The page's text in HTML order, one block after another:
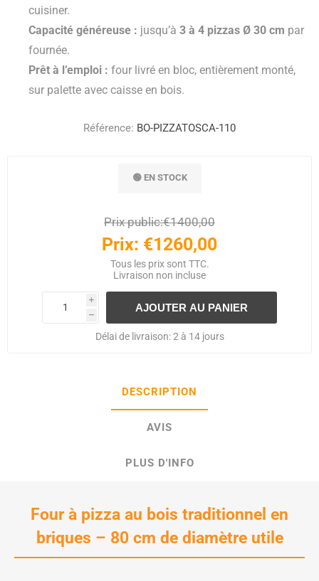
cuisiner.
Capacité généreuse : jusqu’à 3 à 4 pizzas Ø 30 cm par
fournée.
Prêt à l’emploi : four livré en bloc, entièrement monté,
sur palette avec caisse en bois.
Référence: BO-PIZZATOSCA-110
🟢 EN STOCK
Prix public:€1400,00
Prix: €1260,00
Tous les prix sont TTC.
Livraison non incluse
i
h
Délai de livraison: 2 à 14 jours
DESCRIPTION
AVIS
PLUS D'INFO
Four à pizza au bois traditionnel en
briques – 80 cm de diamètre utile